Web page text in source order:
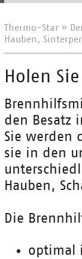
Thermo-Star »
Hauben,
Holen
den Besatz
Sie werden
sie in den
Hauben,
Die
optimal